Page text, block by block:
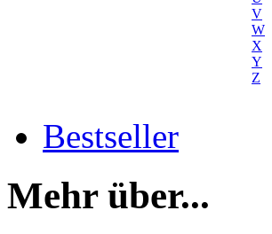
V
W
X
Y
Z
Bestseller
Mehr über...